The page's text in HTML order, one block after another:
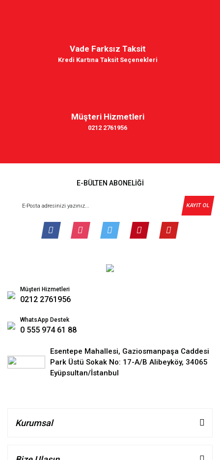
Vade Farksız Taksit
Kredi Kartına Taksit Seçenekleri
Müşteri Hizmetleri
0212 2761956
E-BÜLTEN ABONELİĞİ
KAYIT OL
Müşteri Hizmetleri
0212 2761956
WhatsApp Destek
0 555 974 61 88
Esentepe Mahallesi, Gaziosmanpaşa Caddesi
Park Üstü Sokak No: 17-A/B Alibeyköy, 34065
Eyüpsultan/İstanbul
Kurumsal